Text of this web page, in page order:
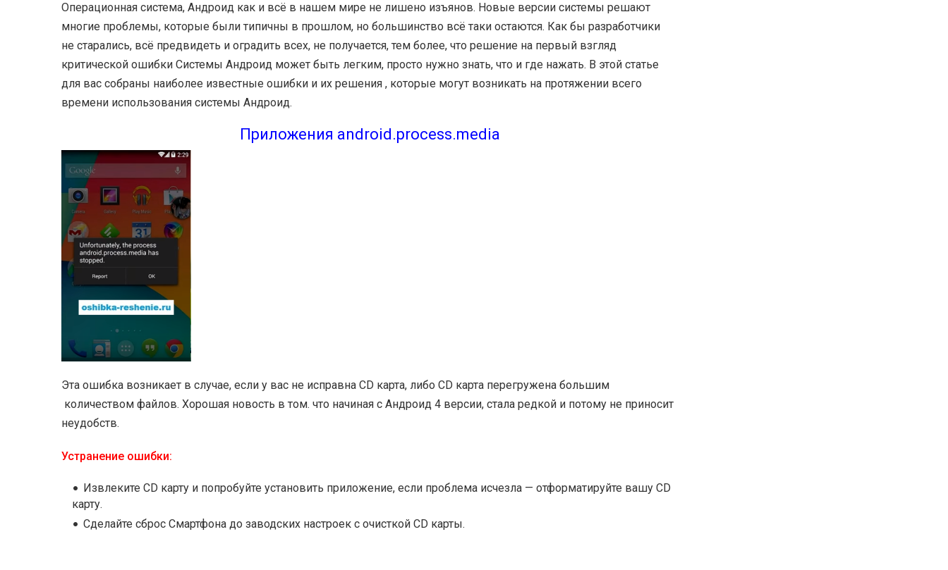
Операционная система, Андроид как и всё в нашем мире не лишено изъянов. Новые версии системы решают
многие проблемы, которые были типичны в прошлом, но большинство всё таки остаются. Как бы разработчики
не старались, всё предвидеть и оградить всех, не получается, тем более, что решение на первый взгляд
критической ошибки Системы Андроид может быть легким, просто нужно знать, что и где нажать. В этой статье
для вас собраны наиболее известные ошибки и их решения , которые могут возникать на протяжении всего
времени использования системы Андроид.
Приложения android.process.media
Эта ошибка возникает в случае, если у вас не исправна CD карта, либо CD карта перегружена большим
количеством файлов. Хорошая новость в том. что начиная с Андроид 4 версии, стала редкой и потому не приносит
неудобств.
Устранение ошибки:
Извлеките CD карту и попробуйте установить приложение, если проблема исчезла — отформатируйте вашу CD
карту.
Сделайте сброс Смартфона до заводских настроек с очисткой CD карты.